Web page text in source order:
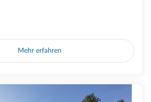
Mehr erfahren